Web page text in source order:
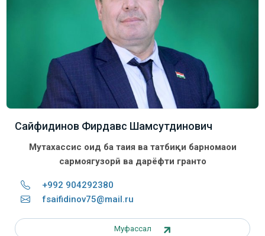
Сайфидинов Фирдавс Шамсутдинович
Мутахассис оид ба таҳия ва татбиқи барномаҳои
сармоягузорӣ ва дарёфти грантҳо
+992 904292380
fsaifidinov75@mail.ru
Муфассал